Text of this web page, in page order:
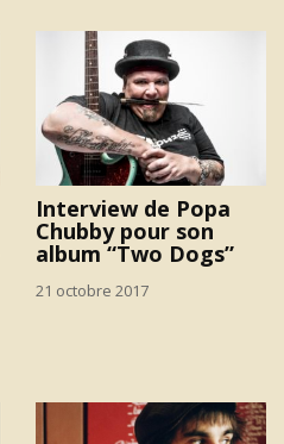
Interview de Popa
Chubby pour son
album “Two Dogs”
21 octobre 2017